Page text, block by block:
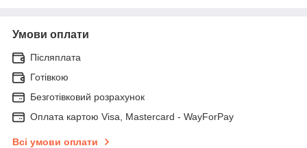
Умови оплати
Післяплата
Готівкою
Безготівковий розрахунок
Оплата картою Visa, Mastercard - WayForPay
Всі умови оплати